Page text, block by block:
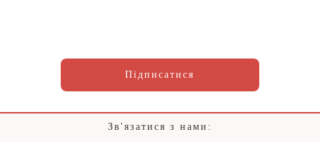
Підписатися
Зв'язатися з нами: